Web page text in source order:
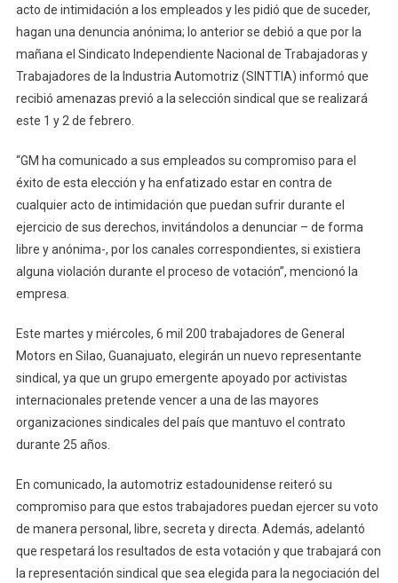
A
Trabajadores
Denunciar
Amenazas
En
acto de intimidación a los empleados y les pidió que de suceder,
hagan una denuncia anónima; lo anterior se debió a que por la
mañana el Sindicato Independiente Nacional de Trabajadoras y
Trabajadores de la Industria Automotriz (SINTTIA) informó que
recibió amenazas previó a la selección sindical que se realizará
este 1 y 2 de febrero.
“GM ha comunicado a sus empleados su compromiso para el
éxito de esta elección y ha enfatizado estar en contra de
cualquier acto de intimidación que puedan sufrir durante el
ejercicio de sus derechos, invitándolos a denunciar – de forma
libre y anónima-, por los canales correspondientes, si existiera
alguna violación durante el proceso de votación”, mencionó la
empresa.
Este martes y miércoles, 6 mil 200 trabajadores de General
Motors en Silao, Guanajuato, elegirán un nuevo representante
sindical, ya que un grupo emergente apoyado por activistas
internacionales pretende vencer a una de las mayores
organizaciones sindicales del país que mantuvo el contrato
durante 25 años.
En comunicado, la automotriz estadounidense reiteró su
compromiso para que estos trabajadores puedan ejercer su voto
de manera personal, libre, secreta y directa. Además, adelantó
que respetará los resultados de esta votación y que trabajará con
la representación sindical que sea elegida para la negociación del